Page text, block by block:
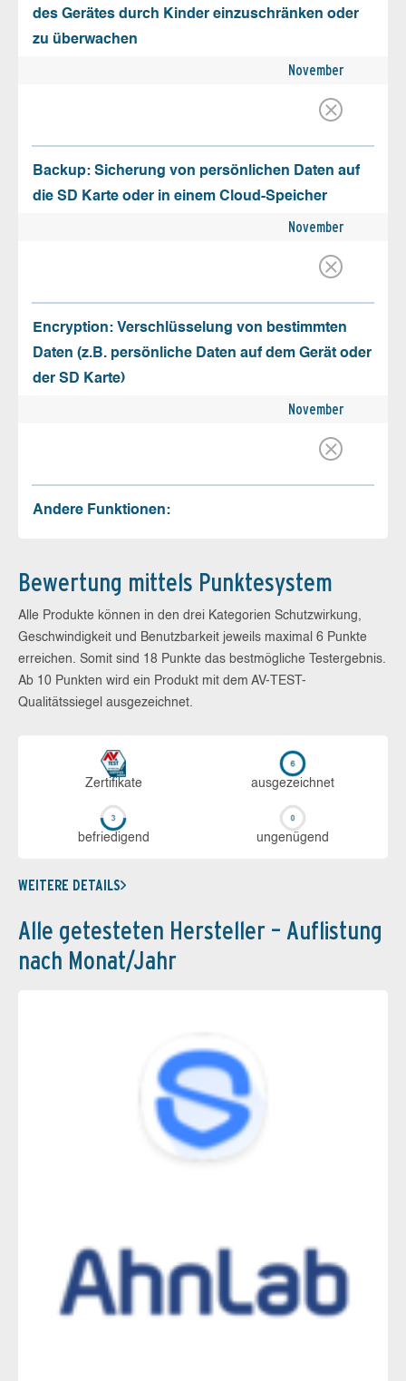
des Gerätes durch Kinder einzuschränken oder
zu überwachen
November
Backup: Sicherung von persönlichen Daten auf
die SD Karte oder in einem Cloud-Speicher
November
Encryption: Verschlüsselung von bestimmten
Daten (z.B. persönliche Daten auf dem Gerät oder
der SD Karte)
November
Andere Funktionen:
Bewertung mittels Punktesystem
Alle Produkte können in den drei Kategorien Schutzwirkung,
Geschwindigkeit und Benutzbarkeit jeweils maximal 6 Punkte
erreichen. Somit sind 18 Punkte das bestmögliche Testergebnis.
Ab 10 Punkten wird ein Produkt mit dem AV-TEST-
Qualitätssiegel ausgezeichnet.
Zerti­fikate aus­ge­zeich­net
be­frie­di­gend un­ge­nü­gend
WEITERE DETAILS
Alle getesteten Hersteller – Auflistung
nach Monat/Jahr